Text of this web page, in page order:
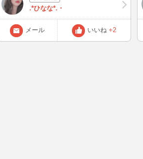
.*ひなな*.・
メール いいね +2